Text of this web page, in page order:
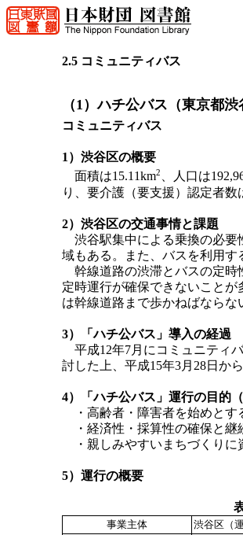
2.5 コミュニティバス
（1）ハチ公バス（東京都渋
コミュニティバス
1）渋谷区の概要
面積は15.11km2 、人口は
り、要介護（要支援）認定者数
2）渋谷区の交通事情と課題
渋谷駅集中による乗換の必要
域もある。また、バスを利用
幹線道路の渋滞とバスの定時
定時運行が確保できないこと
は幹線道路まで歩かねばならな
3）「ハチ公バス」導入の経過
平成12年7月にコミュニティ
討した上、平成15年3月28日か
4）「ハチ公バス」運行の目的（
・高齢者・障害者を始めと
・経済性・採算性の確保と
・親しみやすいまちづくり
5）運行の概要
事業主体
渋谷区（